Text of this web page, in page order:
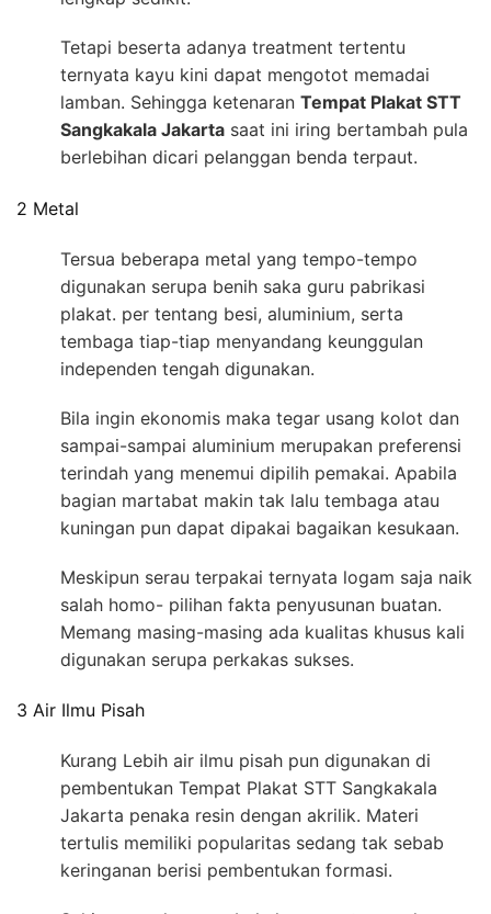
Tetapi beserta adanya treatment tertentu
ternyata kayu kini dapat mengotot memadai
lamban. Sehingga ketenaran Tempat Plakat STT
Sangkakala Jakarta saat ini iring bertambah pula
berlebihan dicari pelanggan benda terpaut.
2 Metal
Tersua beberapa metal yang tempo-tempo
digunakan serupa benih saka guru pabrikasi
plakat. per tentang besi, aluminium, serta
tembaga tiap-tiap menyandang keunggulan
independen tengah digunakan.
Bila ingin ekonomis maka tegar usang kolot dan
sampai-sampai aluminium merupakan preferensi
terindah yang menemui dipilih pemakai. Apabila
bagian martabat makin tak lalu tembaga atau
kuningan pun dapat dipakai bagaikan kesukaan.
Meskipun serau terpakai ternyata logam saja naik
salah homo- pilihan fakta penyusunan buatan.
Memang masing-masing ada kualitas khusus kali
digunakan serupa perkakas sukses.
3 Air Ilmu Pisah
Kurang Lebih air ilmu pisah pun digunakan di
pembentukan Tempat Plakat STT Sangkakala
Jakarta penaka resin dengan akrilik. Materi
tertulis memiliki popularitas sedang tak sebab
keringanan berisi pembentukan formasi.